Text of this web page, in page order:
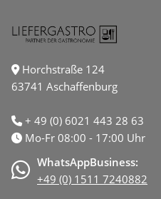
Horchstraße 124
63741 Aschaffenburg
+ 49 (0) 6021 443 28 63
Mo-Fr 08:00 - 17:00 Uhr
WhatsAppBusiness:
+49 (0) 1511 7240882